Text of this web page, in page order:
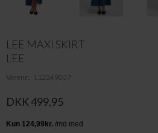
LEE MAXI SKIRT
LEE
Varenr. 112349007
DKK 499,95